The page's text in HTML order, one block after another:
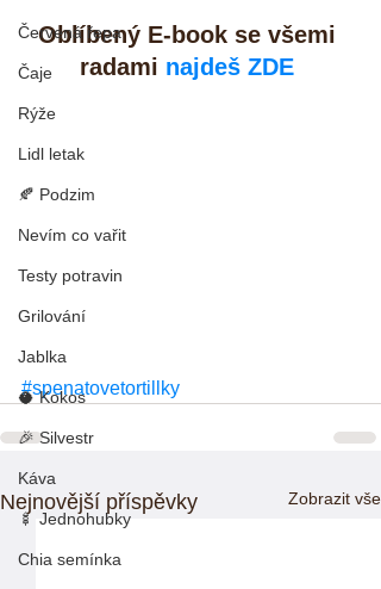
Červená řepa
Čaje
Rýže
Lidl letak
🍂 Podzim
Nevím co vařit
Testy potravin
Grilování
Jablka
🥥 Kokos
🎉 Silvestr
Káva
🍢 Jednohubky
Chia semínka
Oblíbený E-book se všemi
radami najdeš ZDE
#spenatovetortillky
Nejnovější příspěvky Zobrazit vše